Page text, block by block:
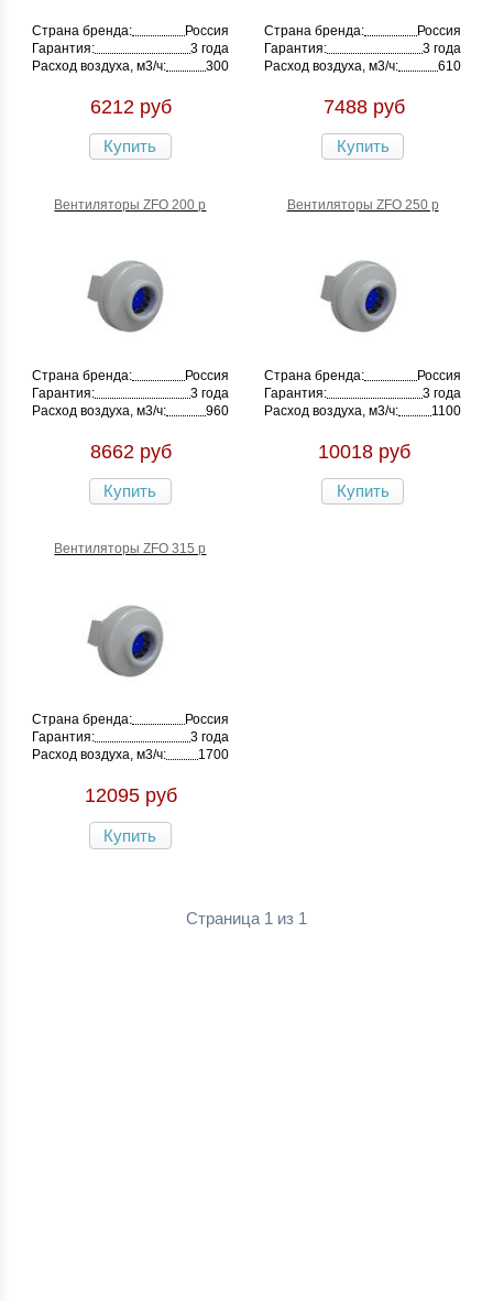
Страна бренда:
Россия
Гарантия:
3 года
Расход воздуха, м3/ч:
300
6212 руб
Купить
Страна бренда:
Россия
Гарантия:
3 года
Расход воздуха, м3/ч:
610
7488 руб
Купить
Вентиляторы ZFO 200 p
Страна бренда:
Россия
Гарантия:
3 года
Расход воздуха, м3/ч:
960
8662 руб
Купить
Вентиляторы ZFO 250 p
Страна бренда:
Россия
Гарантия:
3 года
Расход воздуха, м3/ч:
1100
10018 руб
Купить
Вентиляторы ZFO 315 p
Страна бренда:
Россия
Гарантия:
3 года
Расход воздуха, м3/ч:
1700
12095 руб
Купить
Страница 1 из 1